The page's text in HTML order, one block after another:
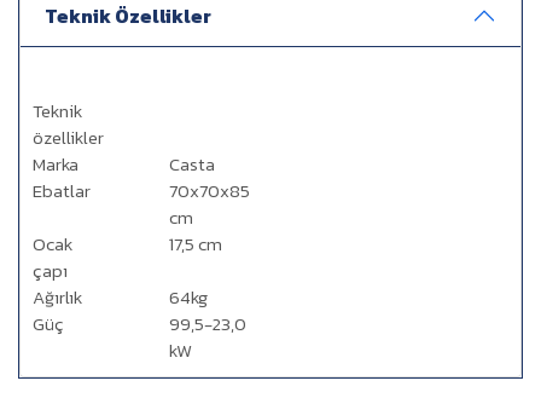
Teknik Özellikler
Teknik
özellikler
Marka
Casta
Ebatlar
70x70x85
cm
Ocak
çapı
17,5 cm
Ağırlık
64kg
Güç
99,5-23,0
kW